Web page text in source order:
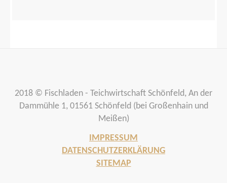
2018 © Fischladen - Teichwirtschaft Schönfeld, An der
Dammühle 1, 01561 Schönfeld (bei Großenhain und
Meißen)
IMPRESSUM
DATENSCHUTZERKLÄRUNG
SITEMAP